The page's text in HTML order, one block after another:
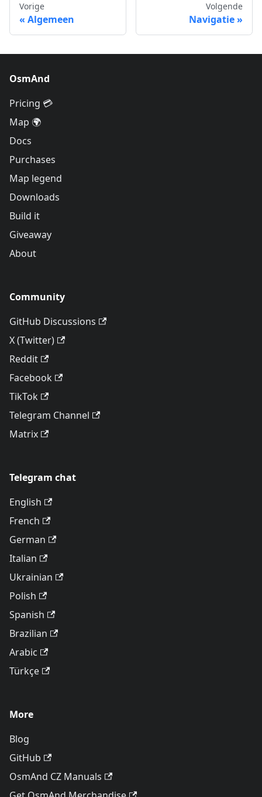
Vorige
Algemeen
Volgende
Navigatie
OsmAnd
Pricing 💳
Map 🌍
Docs
Purchases
Map legend
Downloads
Build it
Giveaway
About
Community
GitHub Discussions
X (Twitter)
Reddit
Facebook
TikTok
Telegram Channel
Matrix
Telegram chat
English
French
German
Italian
Ukrainian
Polish
Spanish
Brazilian
Arabic
Türkçe
More
Blog
GitHub
OsmAnd CZ Manuals